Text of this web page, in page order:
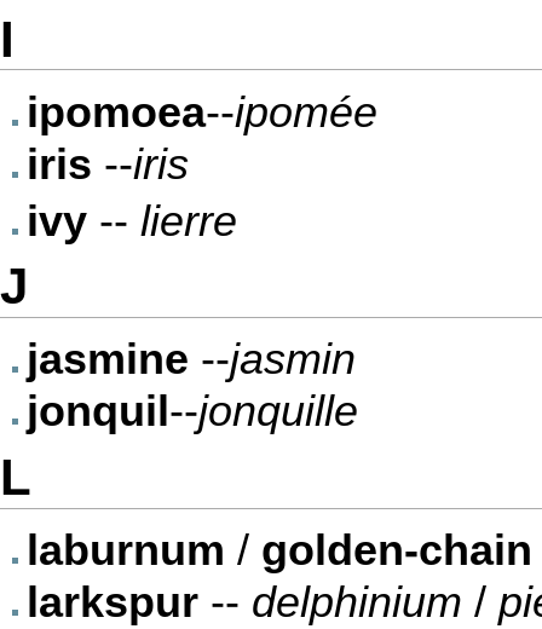
I
ipomoea--ipomée
iris --iris
ivy -- lierre
J
jasmine --jasmin
jonquil --jonquille
L
laburnum / golden-chain
larkspur -- delphinium /